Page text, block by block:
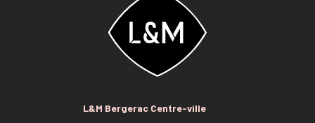
L&M Bergerac Centre-ville